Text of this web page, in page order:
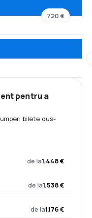
720 €
pentru a
bilete dus-
de la1.448 €
de la1.538 €
de la1.176 €